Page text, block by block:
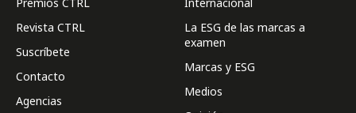
Revista CTRL
Suscríbete
Contacto
Agencias
La ESG de las marcas a
examen
Marcas y ESG
Medios